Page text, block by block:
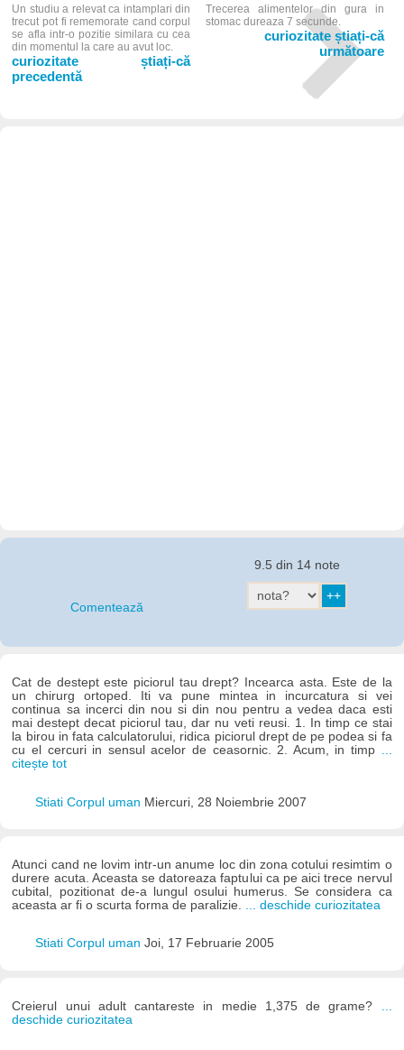
Un studiu a relevat ca intamplari din
trecut pot fi rememorate cand corpul
se afla intr-o pozitie similara cu cea
din momentul la care au avut loc.
curiozitate știați-că
precedentă
Trecerea alimentelor din gura in
stomac dureaza 7 secunde.
curiozitate știați-că
următoare
Comentează
9.5 din 14 note
Cat de destept este piciorul tau drept? Incearca asta. Este de la
un chirurg ortoped. Iti va pune mintea in incurcatura si vei
continua sa incerci din nou si din nou pentru a vedea daca esti
mai destept decat piciorul tau, dar nu veti reusi. 1. In timp ce stai
la birou in fata calculatorului, ridica piciorul drept de pe podea si fa
cu el cercuri in sensul acelor de ceasornic. 2. Acum, in timp ...
citește tot
Stiati Corpul uman Miercuri, 28 Noiembrie 2007
Atunci cand ne lovim intr-un anume loc din zona cotului resimtim o
durere acuta. Aceasta se datoreaza faptului ca pe aici trece nervul
cubital, pozitionat de-a lungul osului humerus. Se considera ca
aceasta ar fi o scurta forma de paralizie. ... deschide curiozitatea
Stiati Corpul uman Joi, 17 Februarie 2005
Creierul unui adult cantareste in medie 1,375 de grame?
deschide curiozitatea